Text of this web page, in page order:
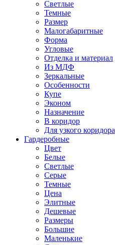
Светлые
Темные
Размер
Малогабаритные
Форма
Угловые
Отделка и материал
Из МДФ
Зеркальные
Особенности
Купе
Эконом
Назначение
В коридор
Для узкого коридора
Гардеробные
Цвет
Белые
Светлые
Серые
Темные
Цена
Элитные
Дешевые
Размеры
Большие
Маленькие